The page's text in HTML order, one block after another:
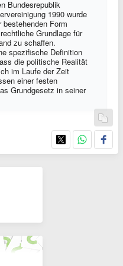
Bundesrepublik
1990 wurde
Form
Grundlage für
zu schaffen.
spezifische Definition
die politische Realität
im Laufe der Zeit
einer festen
Grundgesetz in seiner